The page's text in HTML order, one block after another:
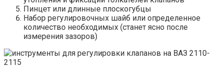
Пинцет или длинные плоскогубцы
Набор регулировочных шайб или определенное
количество необходимых (станет ясно после
измерения зазоров)